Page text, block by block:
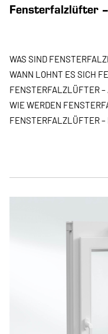
Fensterfalzlüfter
WAS SIND
WANN LOHNT ES SICH
FENSTERFALZLÜFTER –
WIE WERDEN
FENSTERFALZLÜFTER –